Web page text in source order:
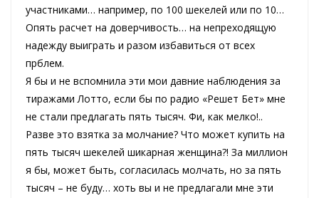
участниками… например, по 100 шекелей или по 10…
Опять расчет на доверчивость… на непреходящую
надежду выиграть и разом избавиться от всех
прблем.
Я бы и не вспомнила эти мои давние наблюдения за
тиражами Лотто, если бы по радио «Решет Бет» мне
не стали предлагать пять тысяч. Фи, как мелко!..
Разве это взятка за молчание? Что может купить на
пять тысяч шекелей шикарная женщина?! За миллион
я бы, может быть, согласилась молчать, но за пять
тысяч – не буду… хоть вы и не предлагали мне эти